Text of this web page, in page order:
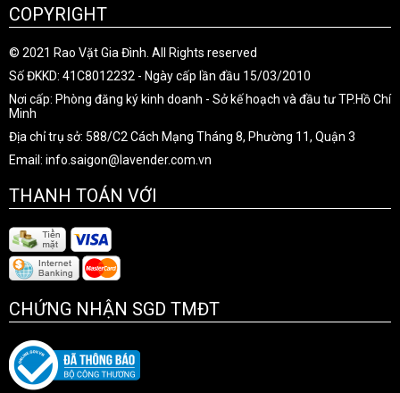
COPYRIGHT
© 2021 Rao Vặt Gia Đình. All Rights reserved
Số ĐKKD: 41C8012232 - Ngày cấp lần đầu 15/03/2010
Nơi cấp: Phòng đăng ký kinh doanh - Sở kế hoạch và đầu tư TP.Hồ Chí
Minh
Địa chỉ trụ sở: 588/C2 Cách Mạng Tháng 8, Phường 11, Quận 3
Email: info.saigon@lavender.com.vn
THANH TOÁN VỚI
CHỨNG NHẬN SGD TMĐT